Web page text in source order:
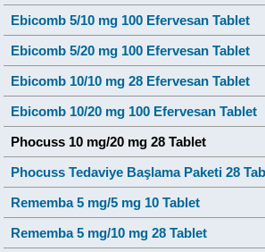
Ebicomb 5/10 mg 100 Efervesan Tablet
Ebicomb 5/20 mg 100 Efervesan Tablet
Ebicomb 10/10 mg 28 Efervesan Tablet
Ebicomb 10/20 mg 100 Efervesan Tablet
Phocuss 10 mg/20 mg 28 Tablet
Phocuss Tedaviye Başlama Paketi 28
Rememba 5 mg/5 mg 10 Tablet
Rememba 5 mg/10 mg 28 Tablet